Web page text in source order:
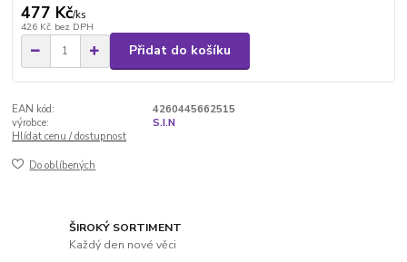
477 Kč/ks
426 Kč bez DPH
Přidat do košíku
EAN kód:
4260445662515
výrobce:
S.I.N
Hlídat cenu / dostupnost
Do oblíbených
ŠIROKÝ SORTIMENT
Každý den nové věci